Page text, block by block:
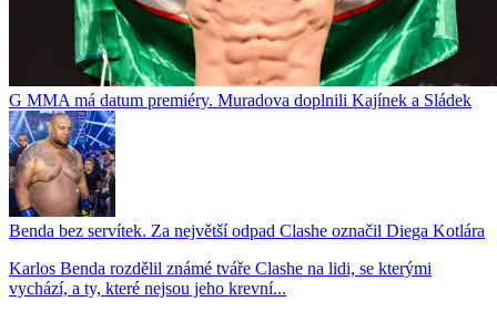
G MMA má datum premiéry. Muradova doplnili Kajínek a Sládek
Benda bez servítek. Za největší odpad Clashe označil Diega Kotlára
Karlos Benda rozdělil známé tváře Clashe na lidi, se kterými
vychází, a ty, které nejsou jeho krevní...